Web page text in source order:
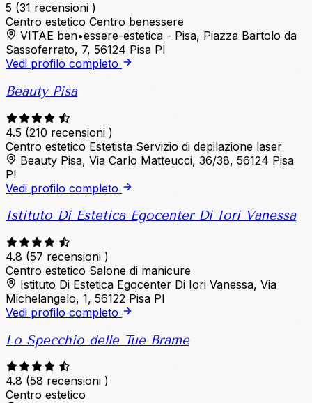
5 (31 recensioni )
Centro estetico Centro benessere
VITAE ben•essere-estetica - Pisa, Piazza Bartolo da
Sassoferrato, 7, 56124 Pisa PI
Vedi profilo completo
Beauty Pisa
4.5 (210 recensioni )
Centro estetico Estetista Servizio di depilazione laser
Beauty Pisa, Via Carlo Matteucci, 36/38, 56124 Pisa
PI
Vedi profilo completo
Istituto Di Estetica Egocenter Di Iori Vanessa
4.8 (57 recensioni )
Centro estetico Salone di manicure
Istituto Di Estetica Egocenter Di Iori Vanessa, Via
Michelangelo, 1, 56122 Pisa PI
Vedi profilo completo
Lo Specchio delle Tue Brame
4.8 (58 recensioni )
Centro estetico